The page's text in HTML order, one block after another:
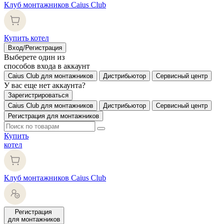
Клуб монтажников Caius Club
Купить котел
Вход/Регистрация
Выберете один из
способов входа в аккаунт
Caius Club для монтажников Дистрибьютор Сервисный центр
У вас еще нет аккаунта?
Зарегистрироваться
Caius Club для монтажников
Дистрибьютор
Сервисный центр
Регистрация для монтажников
Купить
котел
Клуб монтажников Caius Club
Регистрация
для монтажников